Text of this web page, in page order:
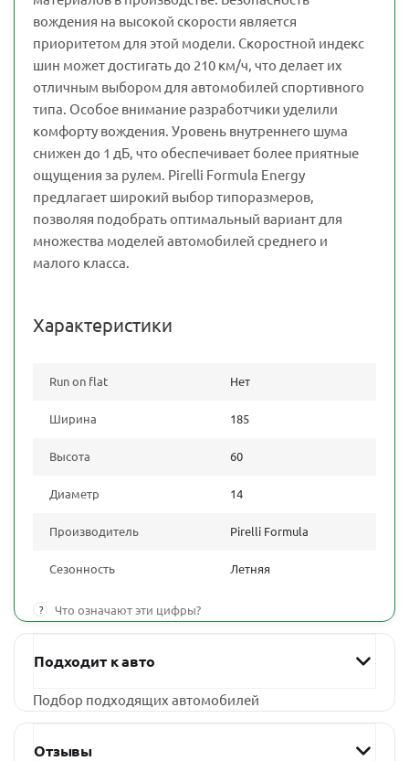
вождения на высокой скорости является
приоритетом для этой модели. Скоростной индекс
шин может достигать до 210 км/ч, что делает их
отличным выбором для автомобилей спортивного
типа. Особое внимание разработчики уделили
комфорту вождения. Уровень внутреннего шума
снижен до 1 дБ, что обеспечивает более приятные
ощущения за рулем. Pirelli Formula Energy
предлагает широкий выбор типоразмеров,
позволяя подобрать оптимальный вариант для
множества моделей автомобилей среднего и
малого класса.
Характеристики
Run on flat Нет
Ширина 185
Высота 60
Диаметр 14
Производитель Pirelli Formula
Сезонность Летняя
? Что означают эти цифры?
Подходит к авто
Подбор подходящих автомобилей
Отзывы